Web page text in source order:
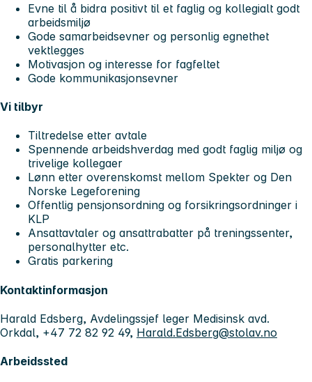
Evne til å bidra positivt til et faglig og kollegialt godt
arbeidsmiljø
Gode samarbeidsevner og personlig egnethet
vektlegges
Motivasjon og interesse for fagfeltet
Gode kommunikasjonsevner
Vi tilbyr
Tiltredelse etter avtale
Spennende arbeidshverdag med godt faglig miljø og
trivelige kollegaer
Lønn etter overenskomst mellom Spekter og Den
Norske Legeforening
Offentlig pensjonsordning og forsikringsordninger i
KLP
Ansattavtaler og ansattrabatter på treningssenter,
personalhytter etc.
Gratis parkering
Kontaktinformasjon
Harald Edsberg, Avdelingssjef leger Medisinsk avd.
Orkdal, +47 72 82 92 49, Harald.Edsberg@stolav.no
Arbeidssted